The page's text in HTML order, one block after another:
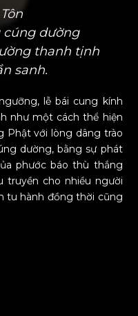
cúng dường
thanh tịnh
sanh.
lễ bái cung kính
như một cách thể hiện
Phật với lòng dâng trào
dường, bằng sự phát
phước báo thù thắng
truyền cho nhiều người
tu hành đồng thời cũng